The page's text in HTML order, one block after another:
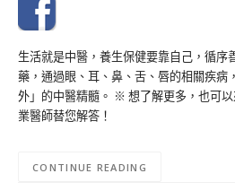
生活就是中醫，養生保健要靠自己，循序
藥，通過眼、耳、鼻、舌、唇的相關疾病
外」的中醫精髓。 ※ 想了解更多，也可
業醫師替您解答！
CONTINUE READING